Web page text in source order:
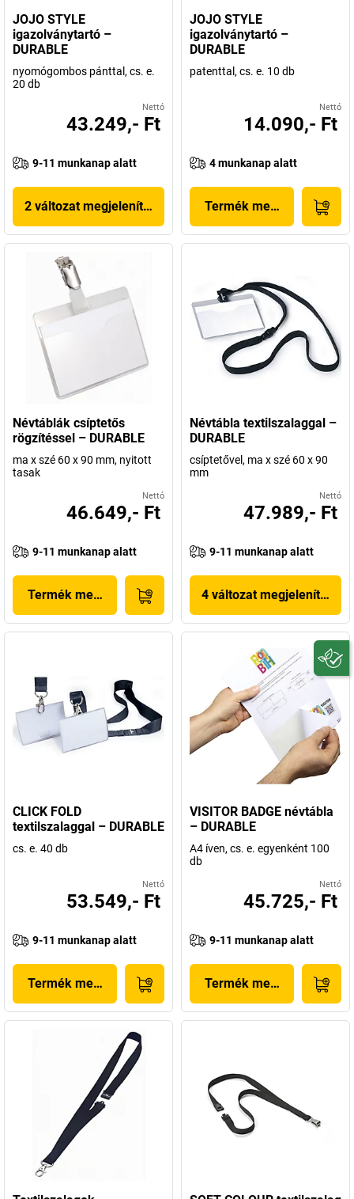
JOJO STYLE
igazolványtartó –
DURABLE
nyomógombos pánttal, cs. e.
20 db
Nettó
43.249,- Ft
9-11 munkanap alatt
2 változat megjelenítése
JOJO STYLE
igazolványtartó –
DURABLE
patenttal, cs. e. 10 db
Nettó
14.090,- Ft
4 munkanap alatt
Termék megjelenítése
Névtáblák csíptetős
rögzítéssel – DURABLE
ma x szé 60 x 90 mm, nyitott
tasak
Nettó
46.649,- Ft
9-11 munkanap alatt
Termék megjelenítése
Névtábla textilszalaggal –
DURABLE
csíptetővel, ma x szé 60 x 90
mm
Nettó
47.989,- Ft
9-11 munkanap alatt
4 változat megjelenítése
CLICK FOLD
textilszalaggal – DURABLE
cs. e. 40 db
Nettó
53.549,- Ft
9-11 munkanap alatt
Termék megjelenítése
VISITOR BADGE névtábla
– DURABLE
A4 íven, cs. e. egyenként 100
db
Nettó
45.725,- Ft
9-11 munkanap alatt
Termék megjelenítése